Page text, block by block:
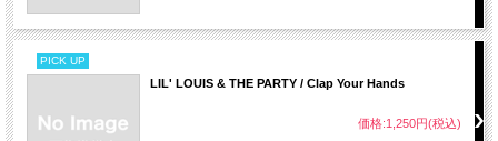
PICK UP
LIL' LOUIS & THE PARTY / Clap Your Hands
価格:1,250円(税込)